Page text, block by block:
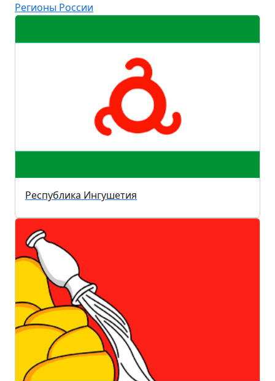
Регионы России
Республика Ингушетия